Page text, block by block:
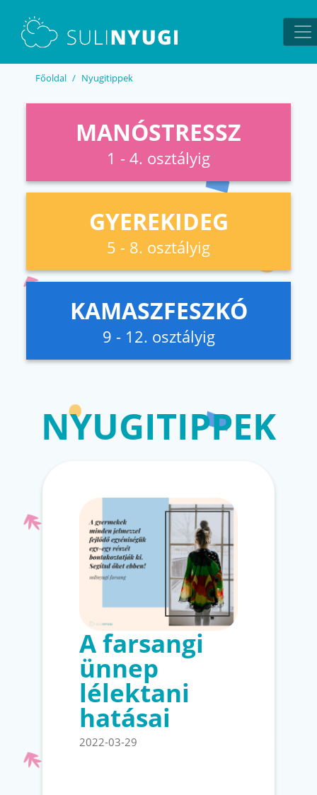
Főoldal Nyugitippek
MANÓSTRESSZ
1 - 4. osztályig
GYEREKIDEG
5 - 8. osztályig
KAMASZFESZKÓ
9 - 12. osztályig
NYUGITIPPEK
A farsangi
ünnep
lélektani
hatásai
2022-03-29